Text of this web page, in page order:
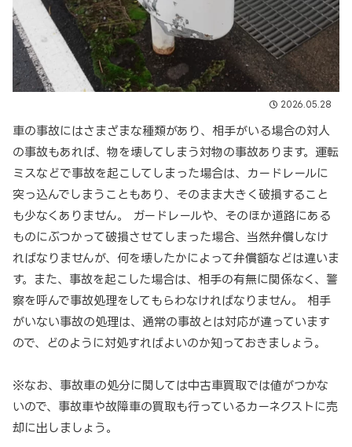
2026.05.28
車の事故にはさまざまな種類があり、相手がいる場合の対人
の事故もあれば、物を壊してしまう対物の事故あります。運転
ミスなどで事故を起こしてしまった場合は、カードレールに
突っ込んでしまうこともあり、そのまま大きく破損すること
も少なくありません。 ガードレールや、そのほか道路にある
ものにぶつかって破損させてしまった場合、当然弁償しなけ
ればなりませんが、何を壊したかによって弁償額などは違いま
す。また、事故を起こした場合は、相手の有無に関係なく、警
察を呼んで事故処理をしてもらわなければなりません。 相手
がいない事故の処理は、通常の事故とは対応が違っています
ので、どのように対処すればよいのか知っておきましょう。
※なお、事故車の処分に関しては中古車買取では値がつかな
いので、事故車や故障車の買取も行っているカーネクストに売
却に出しましょう。